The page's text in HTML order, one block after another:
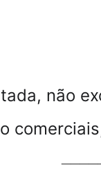
não